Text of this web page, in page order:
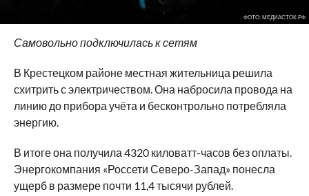
ФОТО: МЕДИАСТОК.РФ
Самовольно подключилась к сетям
В Крестецком районе местная жительница решила
схитрить с электричеством. Она набросила провода на
линию до прибора учёта и бесконтрольно потребляла
энергию.
В итоге она получила 4320 киловатт-часов без оплаты.
Энергокомпания «Россети Северо-Запад» понесла
ущерб в размере почти 11,4 тысячи рублей.